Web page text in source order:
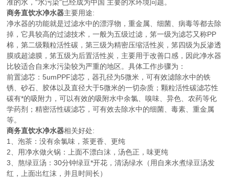
准的水，“水污染"已经成为中国 主要的水环境问题。
商务直饮水净水器主要用途:
净水器的功能就是过滤水中的漂浮物，重金属、细菌、病毒等都去除
掉，它具较高的过滤技术，一般为五级过滤，笫一级为滤芯又称PP
棉，第二级颗粒活性碳，第三级为精密压缩活性炭，笫四级为反渗透
膜或超滤膜，笫五级为后置活性炭，主要用于改善口感，因此净水器
比较适合自来水污染较为严重的地区。具体工作步骤为：
前置滤芯：5umPPF滤芯，器孔径为5微米，可有效滤除水中的铁
锈、砂石、胶体以及直径大于5微米的一切杂质；颗粒活性碳滤芯性
碳有*的吸附力，可以有效的吸附水中余氯、嗅味、异色、农药等化
学药剂；精密活性碳滤芯，可有效去除水中的细菌、毒素、重金属
等。
商务直饮水净水器相关好处:
1、泡茶：没有余氯味，茶更香、更纯
2、用净水做火锅：上面不漂白沫，汤色正，味更纯
3、熬绿豆汤：30分钟绿豆*开花，清汤绿水（用自来水煮绿豆汤发
红，上面出红沫，并且时间长）